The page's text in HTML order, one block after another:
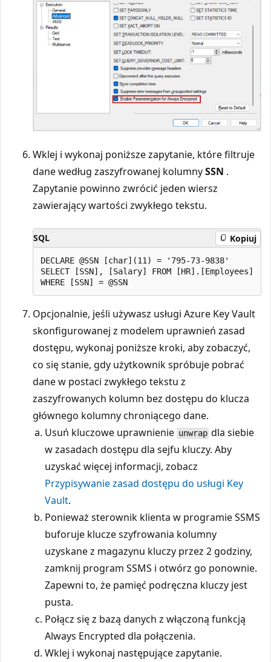
Wklej i wykonaj poniższe zapytanie, które filtruje
dane według zaszyfrowanej kolumnySSN .
Zapytanie powinno zwrócić jeden wiersz
zawierający wartości zwykłego tekstu.
SQL Kopiuj
DECLARE @SSN [char](11) = '795-73-9838'
SELECT [SSN], [Salary] FROM [HR].[Employees]
Opcjonalnie, jeśli używasz usługi Azure Key Vault
skonfigurowanej z modelem uprawnień zasad
dostępu, wykonaj poniższe kroki, aby zobaczyć,
co się stanie, gdy użytkownik spróbuje pobrać
dane w postaci zwykłego tekstu z
zaszyfrowanych kolumn bez dostępu do klucza
głównego kolumny chroniącego dane.
Usuń kluczowe uprawnienie unwrap dla siebie
w zasadach dostępu dla sejfu kluczy. Aby
uzyskać więcej informacji, zobacz
Przypisywanie zasad dostępu do usługi Key
Vault.
Ponieważ sterownik klienta w programie SSMS
buforuje klucze szyfrowania kolumny
uzyskane z magazynu kluczy przez 2 godziny,
zamknij program SSMS i otwórz go ponownie.
Zapewni to, że pamięć podręczna kluczy jest
pusta.
Połącz się z bazą danych z włączoną funkcją
Always Encrypted dla połączenia.
Wklej i wykonaj następujące zapytanie.